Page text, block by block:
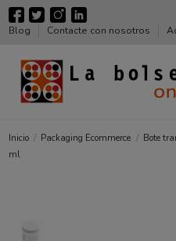
Blog Contacte con nosotros
Inicio Packaging Ecommerce
Bote
ml